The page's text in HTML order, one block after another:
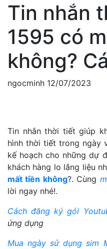
Tin nhắn
1595 có
không?
ngocminh 12/07/2023
Tin nhắn thời tiết giúp
hình thời tiết trong ngày
kế hoạch cho những dự
khách hàng lo lắng liệu
mất tiền không?. Cùng
lời ngay nhé!.
Cách đăng ký gói
ứng dụng
Mua ngày sử dụng sim